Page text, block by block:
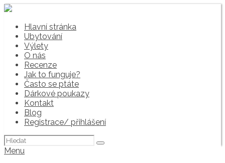
Hlavní stránka
Ubytování
Výlety
O nás
Recenze
Jak to funguje?
Často se ptáte
Dárkové poukazy
Kontakt
Blog
Registrace/ přihlášení
Hledat:
Menu